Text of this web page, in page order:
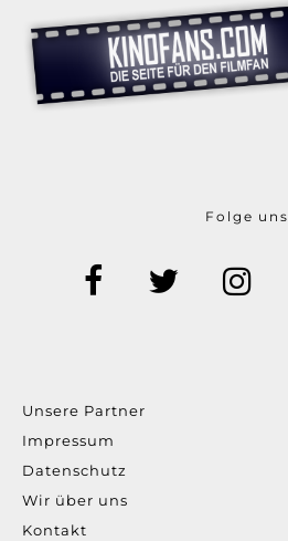
Folge uns
Unsere Partner
Impressum
Datenschutz
Wir über uns
Kontakt